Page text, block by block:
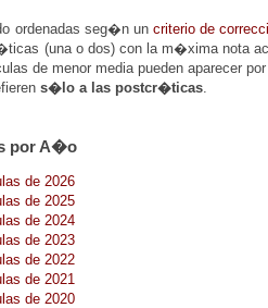
ordenadas seg�n un criterio de
(una o dos) con la m�xima nota
de menor media pueden aparecer
s�lo a las postcr�ticas.
por A�o
de 2026
de 2025
de 2024
de 2023
de 2022
de 2021
de 2020